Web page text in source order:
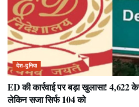
देश-दुनिया
ED की कार्रवाई पर बड़ा खुलासा! 4,622
लेकिन सजा सिर्फ 104 को